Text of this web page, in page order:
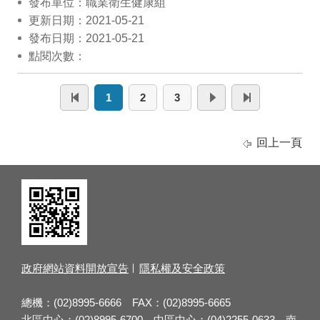
發布單位：職業衛生健康組
更新日期：2021-05-21
發布日期：2021-05-21
點閱次數：
1 2 3
回上一頁
政府網站資料開放宣告 隱私權及安全政策
總機：(02)8995-6666 FAX：(02)8995-6665